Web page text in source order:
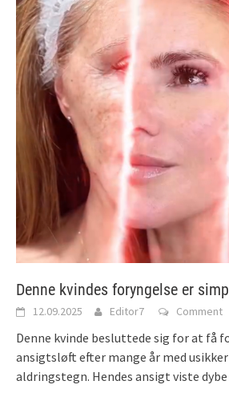
Denne kvindes foryngelse er
12.09.2025 Editor7 Comment
Denne kvinde besluttede sig for at få
ansigtsløft efter mange år med
aldringstegn. Hendes ansigt viste